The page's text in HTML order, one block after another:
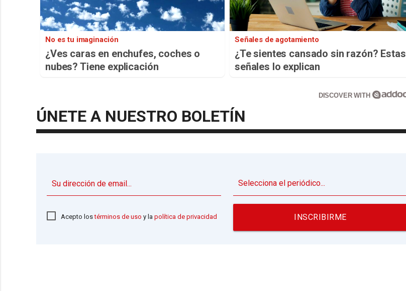
No es tu imaginación
¿Ves caras en enchufes, coches o
nubes? Tiene explicación
Señales de agotamiento
¿Te sientes cansado sin razón? Estas
señales lo explican
DISCOVER WITH
ÚNETE A NUESTRO BOLETÍN
Acepto lostérminos de uso y la política de privacidad INSCRIBIRME